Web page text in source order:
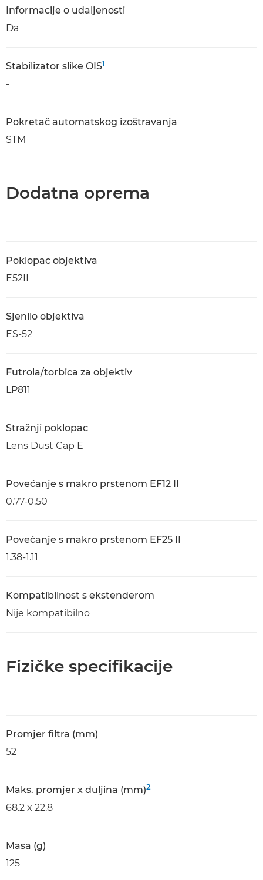
Informacije o udaljenosti
Da
Stabilizator slike OIS1
-
Pokretač automatskog izoštravanja
STM
Dodatna oprema
Poklopac objektiva
E52II
Sjenilo objektiva
ES-52
Futrola/torbica za objektiv
LP811
Stražnji poklopac
Lens Dust Cap E
Povećanje s makro prstenom EF12 II
0.77-0.50
Povećanje s makro prstenom EF25 II
1.38-1.11
Kompatibilnost s ekstenderom
Nije kompatibilno
Fizičke specifikacije
Promjer filtra (mm)
52
Maks. promjer x duljina (mm)2
68.2 x 22.8
Masa (g)
125